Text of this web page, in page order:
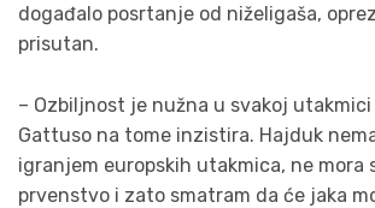
događalo posrtanje od niželigaša,
prisutan.
– Ozbiljnost je nužna u svakoj
Gattuso na tome inzistira. Hajduk
igranjem europskih utakmica, ne mora
prvenstvo i zato smatram da će jaka